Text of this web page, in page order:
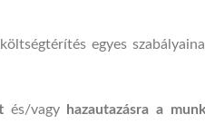
egyes
és/vagy
hazautazásra a